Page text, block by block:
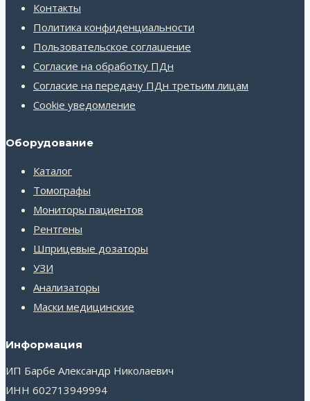
Контакты
Политика конфиденциальности
Пользовательское соглашение
Согласие на обработку ПДн
Согласие на передачу ПДн третьим лицам
Cookie уведомление
Оборудование
Каталог
Томографы
Мониторы пациентов
Рентгены
Шприцевые дозаторы
УЗИ
Анализаторы
Маски медицинские
Информация
ИП Барбе Александр Николаевич
ИНН 602713949994